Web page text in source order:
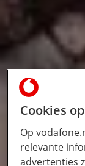
Cookies
Op
relevante
advertenties